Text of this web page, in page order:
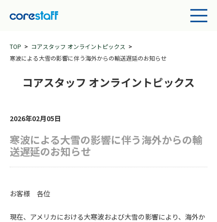
TOP
コアスタッフ オンライントピックス
寒波による大雪の影響に伴う海外からの輸送遅延のお知らせ
コアスタッフ オンライントピックス
2026年02月05日
寒波による大雪の影響に伴う海外からの輸
送遅延のお知らせ
お客様 各位
現在、アメリカにおける大寒波および大雪の影響により、海外か